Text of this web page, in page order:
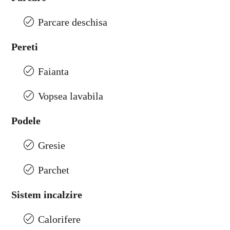
Parcare deschisa
Pereti
Faianta
Vopsea lavabila
Podele
Gresie
Parchet
Sistem incalzire
Calorifere